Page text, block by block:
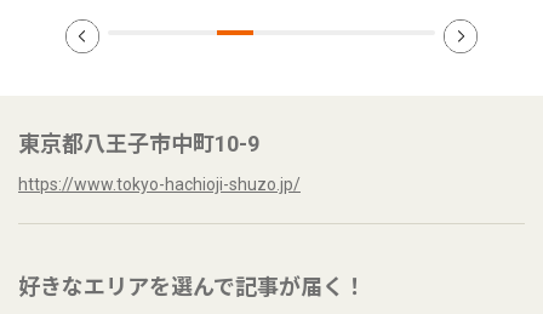
東京都八王子市中町10-9
https://www.tokyo-hachioji-shuzo.jp/
好きなエリアを選んで記事が届く！